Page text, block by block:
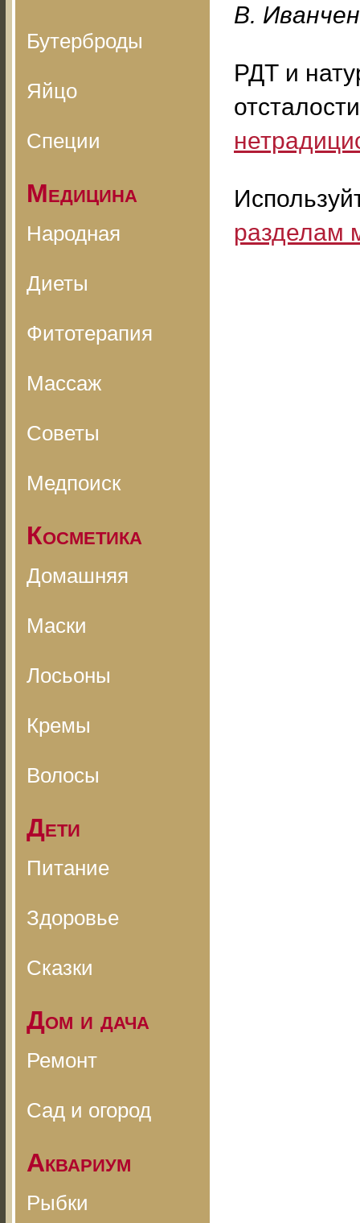
Бутерброды
Яйцо
Специи
Медицина
Народная
Диеты
Фитотерапия
Массаж
Советы
Медпоиск
Косметика
Домашняя
Маски
Лосьоны
Кремы
Волосы
Дети
Питание
Здоровье
Сказки
Дом и дача
Ремонт
Сад и огород
Аквариум
Рыбки
B.
РДТ и
разделам